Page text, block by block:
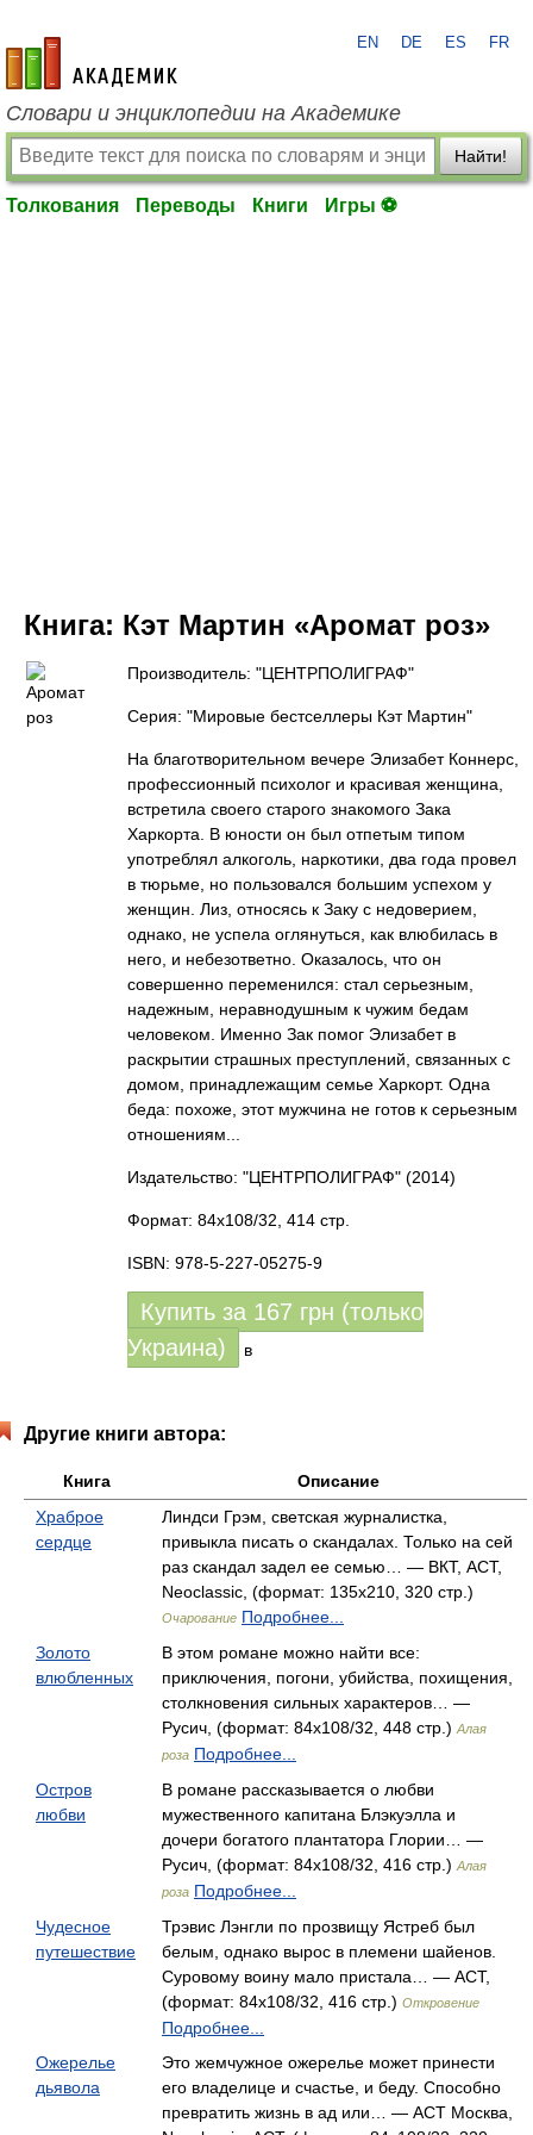
academic.ru
EN DE ES FR
Словари и энциклопедии на Академике
Найти!
Толкования Переводы Книги Игры ⚽
Книга: Кэт Мартин «Аромат роз»
Производитель: "ЦЕНТРПОЛИГРАФ"
Серия: "Мировые бестселлеры Кэт Мартин"
На благотворительном вечере Элизабет Коннерс,
профессионный психолог и красивая женщина,
встретила своего старого знакомого Зака
Харкорта. В юности он был отпетым типом
употреблял алкоголь, наркотики, два года провел
в тюрьме, но пользовался большим успехом у
женщин. Лиз, относясь к Заку с недоверием,
однако, не успела оглянуться, как влюбилась в
него, и небезответно. Оказалось, что он
совершенно переменился: стал серьезным,
надежным, неравнодушным к чужим бедам
человеком. Именно Зак помог Элизабет в
раскрытии страшных преступлений, связанных с
домом, принадлежащим семье Харкорт. Одна
беда: похоже, этот мужчина не готов к серьезным
отношениям...
Издательство: "ЦЕНТРПОЛИГРАФ" (2014)
Формат: 84x108/32, 414 стр.
ISBN: 978-5-227-05275-9
Купить за 167 грн (только
Украина)
в
Другие книги автора:
Книга
Описание
Храброе
сердце
Линдси Грэм, светская журналистка,
привыкла писать о скандалах. Только на сей
раз скандал задел ее семью… — ВКТ, АСТ,
Neoclassic, (формат: 135x210, 320 стр.)
Очарование Подробнее...
Золото
влюбленных
В этом романе можно найти все:
приключения, погони, убийства, похищения,
столкновения сильных характеров… —
Русич, (формат: 84x108/32, 448 стр.) Алая
роза Подробнее...
Остров
любви
В романе рассказывается о любви
мужественного капитана Блэкуэлла и
дочери богатого плантатора Глории… —
Русич, (формат: 84x108/32, 416 стр.) Алая
роза Подробнее...
Чудесное
путешествие
Трэвис Лэнгли по прозвищу Ястреб был
белым, однако вырос в племени шайенов.
Суровому воину мало пристала… — АСТ,
(формат: 84x108/32, 416 стр.) Откровение
Подробнее...
Ожерелье
дьявола
Это жемчужное ожерелье может принести
его владелице и счастье, и беду. Способно
превратить жизнь в ад или… — АСТ Москва,